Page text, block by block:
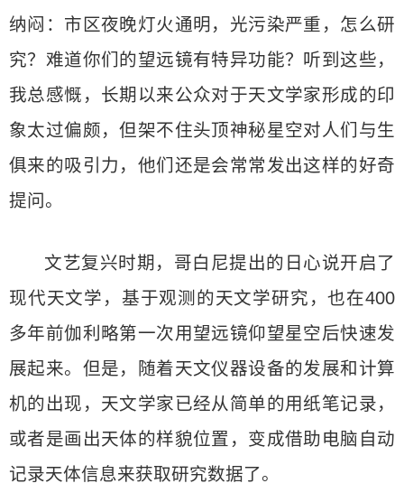
纳闷：市区夜晚灯火通明，光污染严重，怎么研
究？难道你们的望远镜有特异功能？听到这些，
我总感慨，长期以来公众对于天文学家形成的印
象太过偏颇，但架不住头顶神秘星空对人们与生
俱来的吸引力，他们还是会常常发出这样的好奇
提问。
文艺复兴时期，哥白尼提出的日心说开启了
现代天文学，基于观测的天文学研究，也在400
多年前伽利略第一次用望远镜仰望星空后快速发
展起来。但是，随着天文仪器设备的发展和计算
机的出现，天文学家已经从简单的用纸笔记录，
或者是画出天体的样貌位置，变成借助电脑自动
记录天体信息来获取研究数据了。